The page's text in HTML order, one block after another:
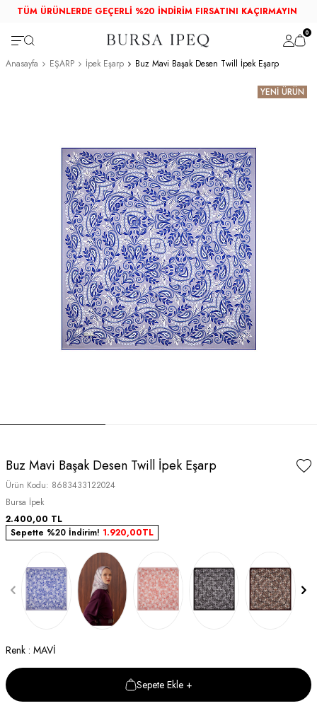
TÜM ÜRÜNLERDE GEÇERLİ %20 İNDİRİM FIRSATINI KAÇIRMAYIN
0
Anasayfa EŞARP İpek Eşarp Buz Mavi Başak Desen Twill İpek Eşarp
YENİ ÜRÜN
Buz Mavi Başak Desen Twill İpek Eşarp
Ürün Kodu: 8683433122024
Bursa İpek
2.400,00 TL
Sepette %20 İndirim! 1.920,00TL
Renk : MAVİ
Sepete Ekle +